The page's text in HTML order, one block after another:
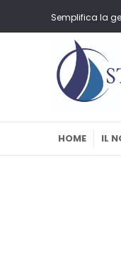
Semplifica la
HOME IL